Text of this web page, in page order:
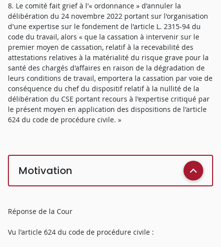
8. Le comité fait grief à l'« ordonnance » d'annuler la
délibération du 24 novembre 2022 portant sur l'organisation
d'une expertise sur le fondement de l'article L. 2315-94 du
code du travail, alors « que la cassation à intervenir sur le
premier moyen de cassation, relatif à la recevabilité des
attestations relatives à la matérialité du risque grave pour la
santé des chargés d'affaires en raison de la dégradation de
leurs conditions de travail, emportera la cassation par voie de
conséquence du chef du dispositif relatif à la nullité de la
délibération du CSE portant recours à l'expertise critiqué par
le présent moyen en application des dispositions de l'article
624 du code de procédure civile. »
Motivation
Réponse de la Cour
Vu l'article 624 du code de procédure civile :